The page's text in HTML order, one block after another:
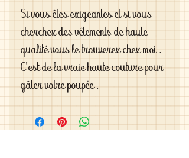
Si vous êtes exigeantes et si vous
cherchez des vêtements de haute
qualité vous le trouverez chez moi .
C'est de la vraie haute couture pour
gâter votre poupée .